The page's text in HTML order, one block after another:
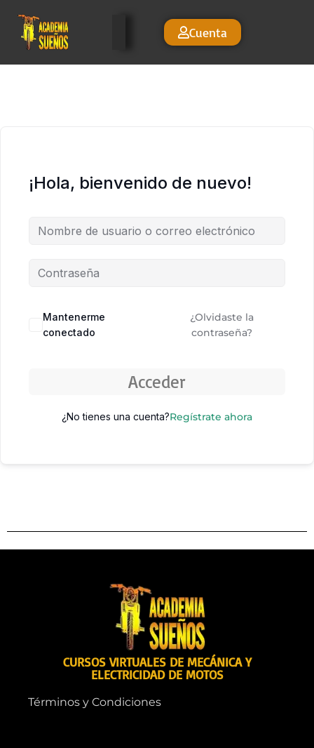
Cuenta
¡Hola, bienvenido de nuevo!
Mantenerme
conectado
¿Olvidaste la
contraseña?
Acceder
¿No tienes una cuenta?Regístrate ahora
CURSOS VIRTUALES DE MECÁNICA Y
ELECTRICIDAD DE MOTOS
Términos y Condiciones